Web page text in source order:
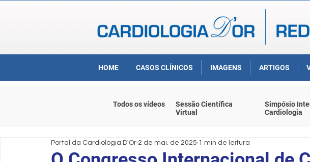
HOME CASOS CLÍNICOS IMAGENS ARTIGOS
Portal da Cardiologia D'Or 2 de mai. de 2025 1 min de leitura
Todos os vídeos
Sessão Científica
Virtual
Simpósio
Cardiologia